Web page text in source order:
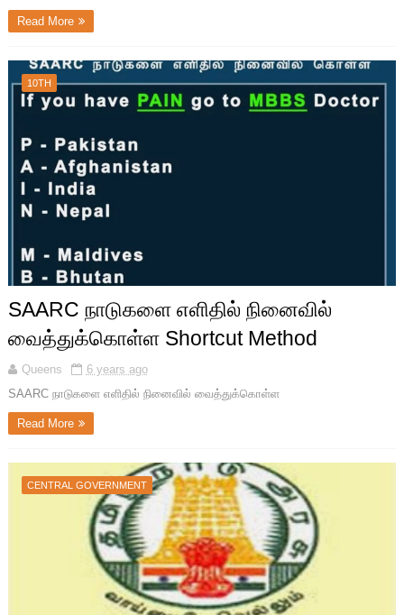
Read More
10TH
SAARC நாடுகளை எளிதில் நினைவில்
வைத்துக்கொள்ள Shortcut Method
Queens
6 years ago
SAARC நாடுகளை எளிதில் நினைவில் வைத்துக்கொள்ள
Read More
CENTRAL GOVERNMENT